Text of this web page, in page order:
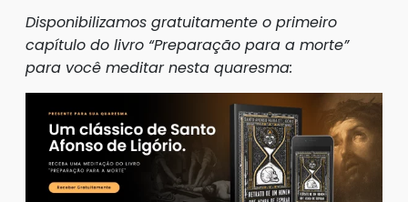
Disponibilizamos gratuitamente o primeiro
capítulo do livro “Preparação para a morte”
para você meditar nesta quaresma: